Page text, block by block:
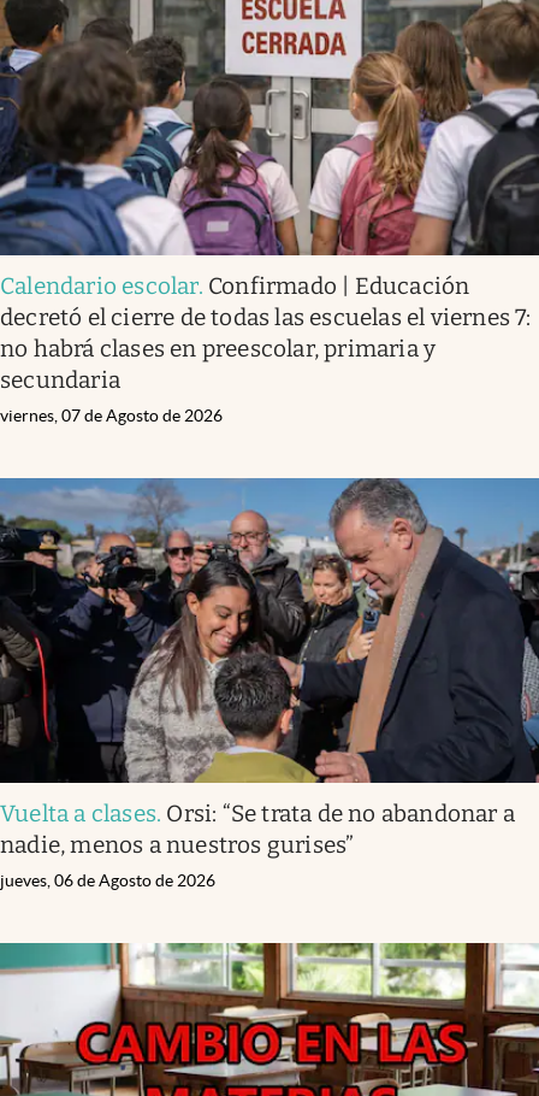
Infotechnology
Clase
Clima
Mundial 2026
Eventos Corporativos
El Cronista Studio
Mediakit
abre en nueva pestaña
Argentina
Calendario escolar. Confirmado | Educación
decretó el cierre de todas las escuelas el viernes 7:
no habrá clases en preescolar, primaria y
secundaria
viernes, 07 de Agosto de 2026
Vuelta a clases. Orsi: “Se trata de no abandonar a
nadie, menos a nuestros gurises”
jueves, 06 de Agosto de 2026